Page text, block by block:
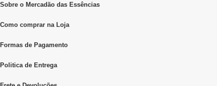
Sobre o Mercadão das Essências
Como comprar na Loja
Formas de Pagamento
Politica de Entrega